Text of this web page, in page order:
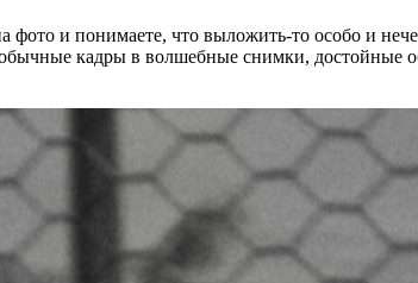
и понимаете, что выложить-то особо и
кадры в волшебные снимки, достойные